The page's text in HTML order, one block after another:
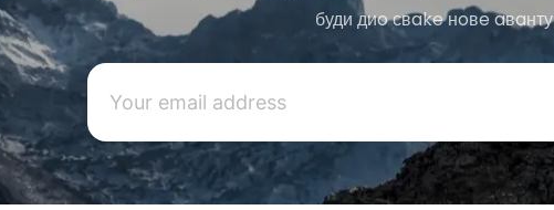
буди диo свake нoвe